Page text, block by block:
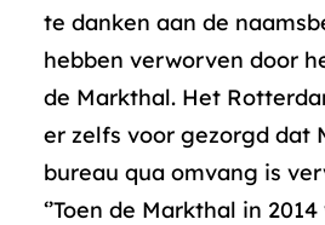
te danken aan de
hebben verworven door
de Markthal. Het
er zelfs voor gezorgd dat
bureau qua omvang is
‘’Toen de Markthal in